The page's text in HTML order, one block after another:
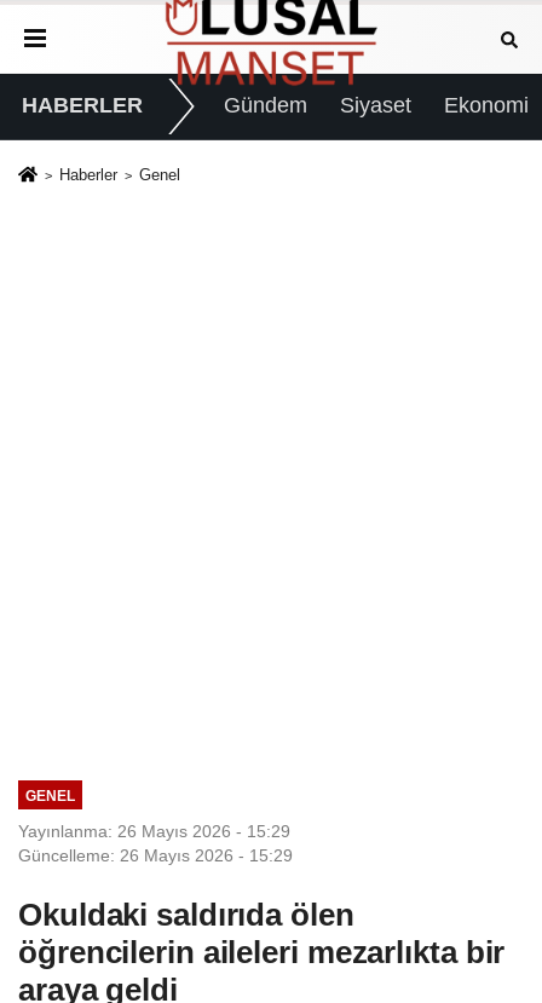
HABERLER Gündem Siyaset Ekonomi
Haberler Genel
GENEL
Yayınlanma: 26 Mayıs 2026 - 15:29
Güncelleme: 26 Mayıs 2026 - 15:29
Okuldaki saldırıda ölen
öğrencilerin aileleri mezarlıkta bir
araya geldi